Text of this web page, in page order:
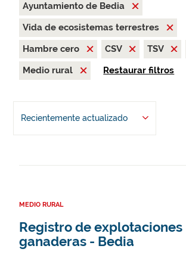
Ayuntamiento de Bedia
Vida de ecosistemas terrestres
Hambre cero
CSV TSV
Medio rural
Restaurar filtros
Recientemente actualizado
MEDIO RURAL
Registro de explotaciones
ganaderas - Bedia